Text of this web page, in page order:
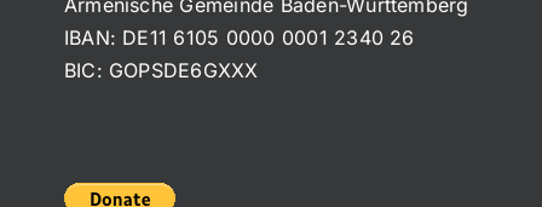
Armenische Gemeinde Baden-Württemberg
IBAN: DE11 6105 0000 0001 2340 26
BIC: GOPSDE6GXXX